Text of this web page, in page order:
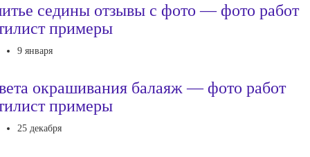
седины отзывы с фото — фото работ
примеры
9 января
окрашивания балаяж — фото работ
примеры
25 декабря